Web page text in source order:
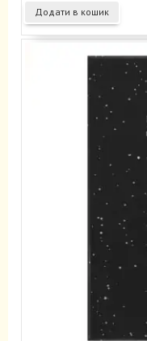
Додати в кошик